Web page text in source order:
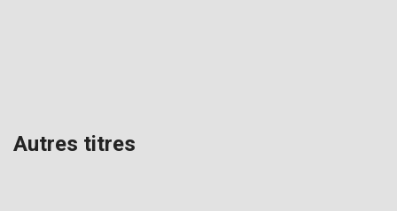
Autres titres